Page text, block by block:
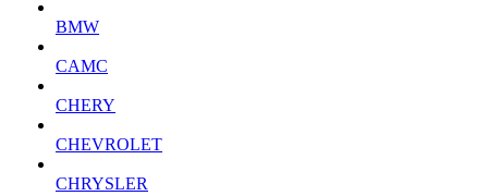
BMW
CAMC
CHERY
CHEVROLET
CHRYSLER